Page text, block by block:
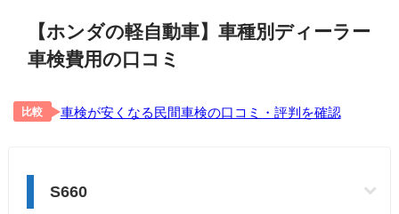
【ホンダの軽自動車】車種別ディーラー
車検費用の口コミ
比較 車検が安くなる民間車検の口コミ・評判を確認
S660